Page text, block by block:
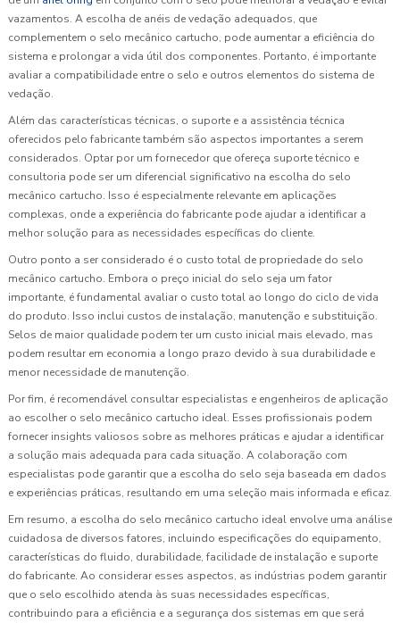
vazamentos. A escolha de anéis de vedação adequados, que
complementem o selo mecânico cartucho, pode aumentar a eficiência do
sistema e prolongar a vida útil dos componentes. Portanto, é importante
avaliar a compatibilidade entre o selo e outros elementos do sistema de
vedação.
Além das características técnicas, o suporte e a assistência técnica
oferecidos pelo fabricante também são aspectos importantes a serem
considerados. Optar por um fornecedor que ofereça suporte técnico e
consultoria pode ser um diferencial significativo na escolha do selo
mecânico cartucho. Isso é especialmente relevante em aplicações
complexas, onde a experiência do fabricante pode ajudar a identificar a
melhor solução para as necessidades específicas do cliente.
Outro ponto a ser considerado é o custo total de propriedade do selo
mecânico cartucho. Embora o preço inicial do selo seja um fator
importante, é fundamental avaliar o custo total ao longo do ciclo de vida
do produto. Isso inclui custos de instalação, manutenção e substituição.
Selos de maior qualidade podem ter um custo inicial mais elevado, mas
podem resultar em economia a longo prazo devido à sua durabilidade e
menor necessidade de manutenção.
Por fim, é recomendável consultar especialistas e engenheiros de aplicação
ao escolher o selo mecânico cartucho ideal. Esses profissionais podem
fornecer insights valiosos sobre as melhores práticas e ajudar a identificar
a solução mais adequada para cada situação. A colaboração com
especialistas pode garantir que a escolha do selo seja baseada em dados
e experiências práticas, resultando em uma seleção mais informada e eficaz.
Em resumo, a escolha do selo mecânico cartucho ideal envolve uma análise
cuidadosa de diversos fatores, incluindo especificações do equipamento,
características do fluido, durabilidade, facilidade de instalação e suporte
do fabricante. Ao considerar esses aspectos, as indústrias podem garantir
que o selo escolhido atenda às suas necessidades específicas,
contribuindo para a eficiência e a segurança dos sistemas em que será